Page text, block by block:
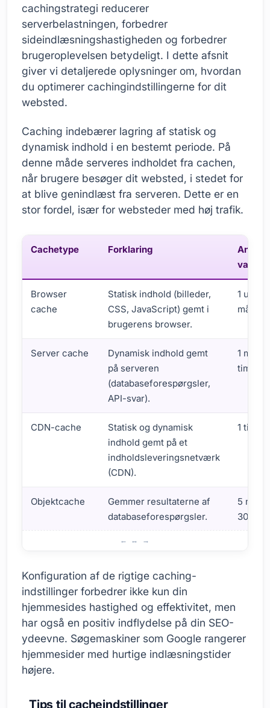
cachingstrategi reducerer
serverbelastningen, forbedrer
sideindlæsningshastigheden og forbedrer
brugeroplevelsen betydeligt. I dette afsnit
giver vi detaljerede oplysninger om, hvordan
du optimerer cachingindstillingerne for dit
websted.
Caching indebærer lagring af statisk og
dynamisk indhold i en bestemt periode. På
denne måde serveres indholdet fra cachen,
når brugere besøger dit websted, i stedet for
at blive genindlæst fra serveren. Dette er en
stor fordel, især for websteder med høj trafik.
Cachetype Forklaring
Browser
cache
Statisk indhold (billeder,
CSS, JavaScript) gemt i
brugerens browser.
1 uge –
måned
Server cache
Dynamisk indhold gemt
på serveren
(databaseforespørgsler,
API-svar).
1 minut
time
CDN-cache
Statisk og dynamisk
indhold gemt på et
indholdsleveringsnetværk
(CDN).
1 time
Objektcache
Gemmer resultaterne af
databaseforespørgsler.
5
30
Konfiguration af de rigtige caching-
indstillinger forbedrer ikke kun din
hjemmesides hastighed og effektivitet, men
har også en positiv indflydelse på din SEO-
ydeevne. Søgemaskiner som Google rangerer
hjemmesider med hurtige indlæsningstider
højere.
Tips til cacheindstillinger